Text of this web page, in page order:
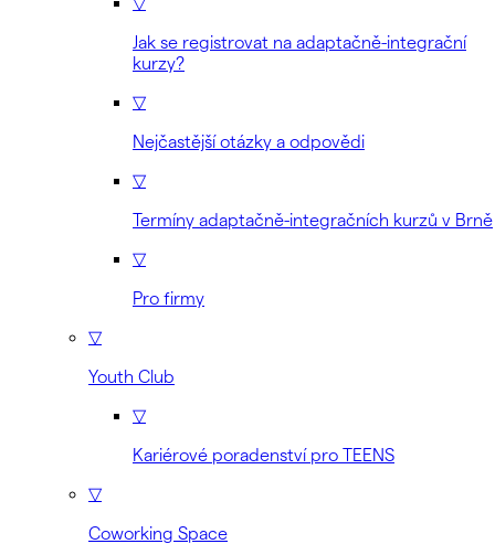
Jak se registrovat na adaptačně-integrační
kurzy?
▽
Nejčastější otázky a odpovědi
▽
Termíny adaptačně-integračních kurzů v Brně
▽
Pro firmy
▽
Youth Club
▽
Kariérové poradenství pro TEENS
▽
Coworking Space